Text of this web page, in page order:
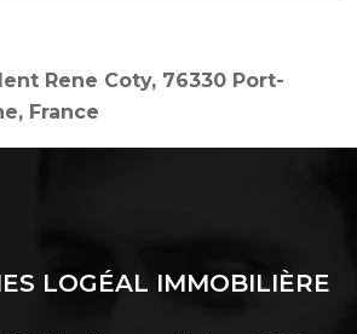
Rene Coty, 76330 Port-
France
LOGÉAL IMMOBILIÈRE